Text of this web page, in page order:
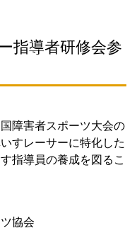
指導者研修会参
障害者スポーツ大会の
すレーサーに特化した
指導員の養成を図るこ
協会